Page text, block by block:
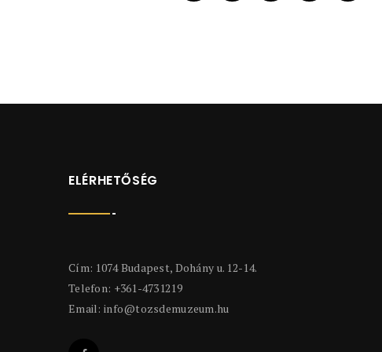
ELÉRHETŐSÉG
Cím: 1074 Budapest, Dohány u. 12-14.
Telefon: +361-4731219
Email: info@tozsdemuzeum.hu